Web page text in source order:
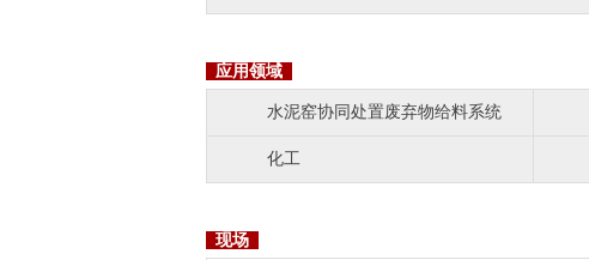
应用领域
水泥窑协同处置废弃物给料系统
化工
现场